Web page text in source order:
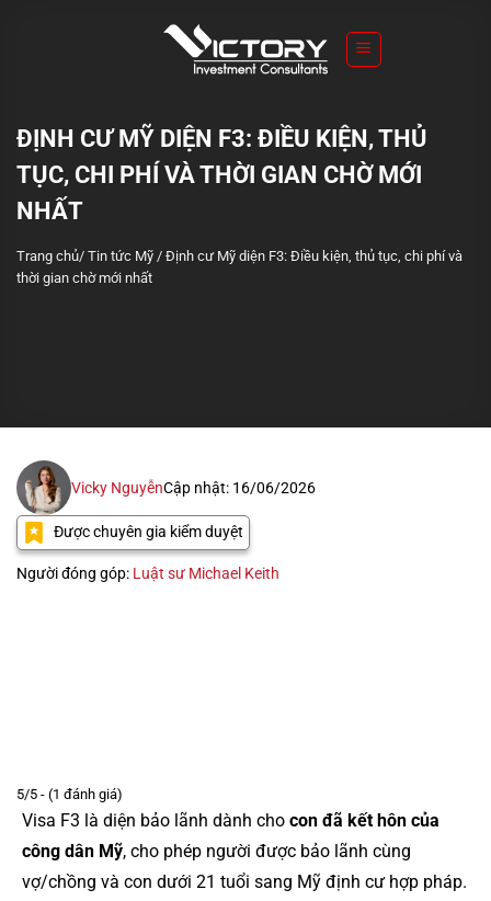
ĐỊNH CƯ MỸ DIỆN F3: ĐIỀU KIỆN, THỦ
TỤC, CHI PHÍ VÀ THỜI GIAN CHỜ MỚI
NHẤT
Trang chủ/ Tin tức Mỹ / Định cư Mỹ diện F3: Điều kiện, thủ tục, chi phí và
thời gian chờ mới nhất
Vicky NguyễnCập nhật: 16/06/2026
Được chuyên gia kiểm duyệt
Người đóng góp: Luật sư Michael Keith
5/5 - (1 đánh giá)
Visa F3 là diện bảo lãnh dành cho con đã kết hôn của
công dân Mỹ, cho phép người được bảo lãnh cùng
vợ/chồng và con dưới 21 tuổi sang Mỹ định cư hợp pháp.